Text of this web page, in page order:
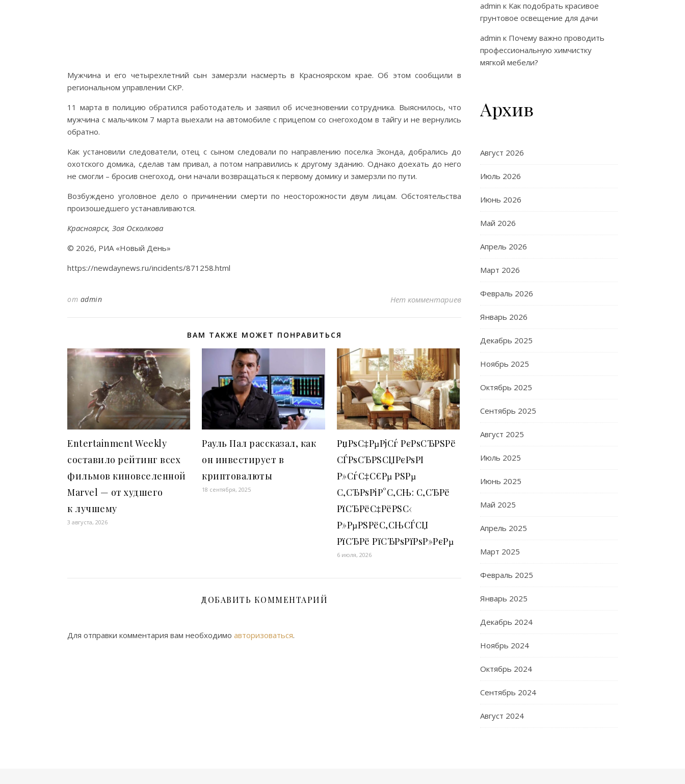
Мужчина и его четырехлетний сын замерзли насмерть в Красноярском крае. Об этом сообщили в
региональном управлении СКР.
11 марта в полицию обратился работодатель и заявил об исчезновении сотрудника. Выяснилось, что
мужчина с мальчиком 7 марта выехали на автомобиле с прицепом со снегоходом в тайгу и не вернулись
обратно.
Как установили следователи, отец с сыном следовали по направлению поселка Эконда, добрались до
охотского домика, сделав там привал, а потом направились к другому зданию. Однако доехать до него
не смогли – бросив снегоход, они начали возвращаться к первому домику и замерзли по пути.
Возбуждено уголовное дело о причинении смерти по неосторожности двум лицам. Обстоятельства
произошедшего устанавливаются.
Красноярск, Зоя Осколкова
© 2026, РИА «Новый День»
https://newdaynews.ru/incidents/871258.html
от admin Нет комментариев
ВАМ ТАКЖЕ МОЖЕТ ПОНРАВИТЬСЯ
Entertainment Weekly
составило рейтинг всех
фильмов киновселенной
Marvel — от худшего
к лучшему
3 августа, 2026
Рауль Пал рассказал, как
он инвестирует в
криптовалюты
18 сентября, 2025
РџРѕС‡РµРјСѓ РєРѕСЂРЅРё
СЃРѕСЂРЅСЏРєРѕРІ
Р»СѓС‡С€Рµ РЅРµ
С‚СЂРѕРіР°С‚СЊ: С‚СЂРё
РїСЂРёС‡РёРЅС‹
Р»РµРЅРёС‚СЊСЃСЏ
РїСЂРё РїСЂРѕРїРѕР»РєРµ
6 июля, 2026
ДОБАВИТЬ КОММЕНТАРИЙ
Для отправки комментария вам необходимо авторизоваться.
admin к Как подобрать красивое
грунтовое освещение для дачи
admin к Почему важно проводить
профессиональную химчистку
мягкой мебели?
Архив
Август 2026
Июль 2026
Июнь 2026
Май 2026
Апрель 2026
Март 2026
Февраль 2026
Январь 2026
Декабрь 2025
Ноябрь 2025
Октябрь 2025
Сентябрь 2025
Август 2025
Июль 2025
Июнь 2025
Май 2025
Апрель 2025
Март 2025
Февраль 2025
Январь 2025
Декабрь 2024
Ноябрь 2024
Октябрь 2024
Сентябрь 2024
Август 2024